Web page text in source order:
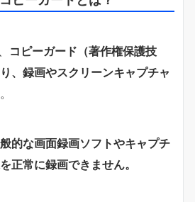
コピーガード（著作権保護技
、録画やスクリーンキャプチャ
的な画面録画ソフトやキャプチ
正常に録画できません。